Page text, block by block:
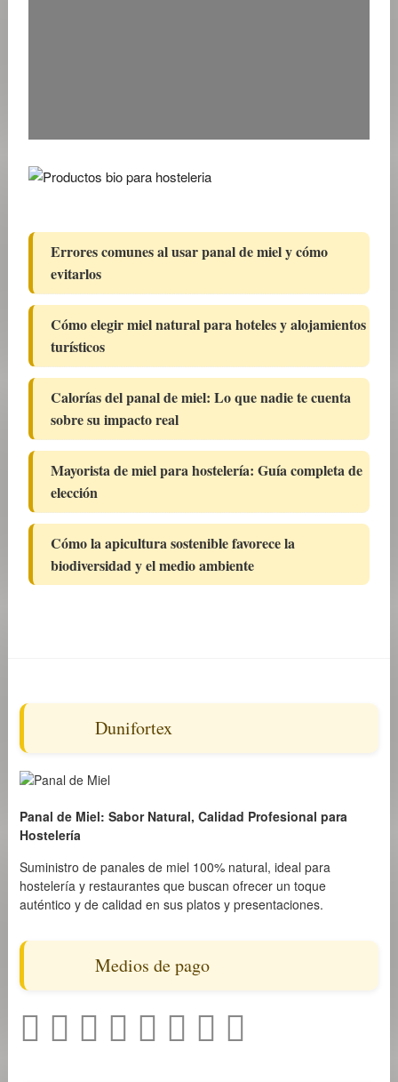
Errores comunes al usar panal de miel y cómo
evitarlos
Cómo elegir miel natural para hoteles y alojamientos
turísticos
Calorías del panal de miel: Lo que nadie te cuenta
sobre su impacto real
Mayorista de miel para hostelería: Guía completa de
elección
Cómo la apicultura sostenible favorece la
biodiversidad y el medio ambiente
Dunifortex
Panal de Miel: Sabor Natural, Calidad Profesional para
Hostelería
Suministro de panales de miel 100% natural, ideal para
hostelería y restaurantes que buscan ofrecer un toque
auténtico y de calidad en sus platos y presentaciones.
Medios de pago